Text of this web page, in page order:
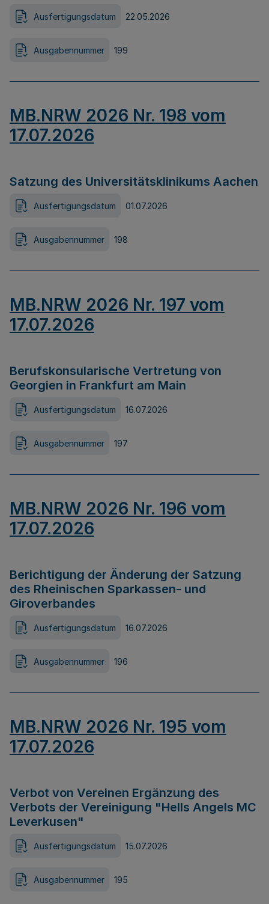
Ausfertigungsdatum 22.05.2026
Ausgabennummer 199
MB.NRW 2026 Nr. 198 vom
17.07.2026
Satzung des Universitätsklinikums Aachen
Ausfertigungsdatum 01.07.2026
Ausgabennummer 198
MB.NRW 2026 Nr. 197 vom
17.07.2026
Berufskonsularische Vertretung von
Georgien in Frankfurt am Main
Ausfertigungsdatum 16.07.2026
Ausgabennummer 197
MB.NRW 2026 Nr. 196 vom
17.07.2026
Berichtigung der Änderung der Satzung
des Rheinischen Sparkassen- und
Giroverbandes
Ausfertigungsdatum 16.07.2026
Ausgabennummer 196
MB.NRW 2026 Nr. 195 vom
17.07.2026
Verbot von Vereinen Ergänzung des
Verbots der Vereinigung "Hells Angels MC
Leverkusen"
Ausfertigungsdatum 15.07.2026
Ausgabennummer 195